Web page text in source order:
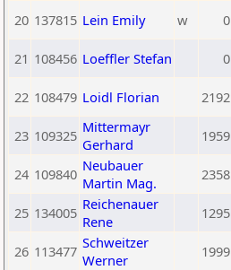
20 137815 Lein Emily w 0
21 108456 Loeffler Stefan 0
22 108479 Loidl Florian 2192
23 109325 Mittermayr
Gerhard
1959
24 109840 Neubauer
Martin Mag.
2358
25 134005 Reichenauer
Rene
1295
26 113477 Schweitzer
Werner
1999